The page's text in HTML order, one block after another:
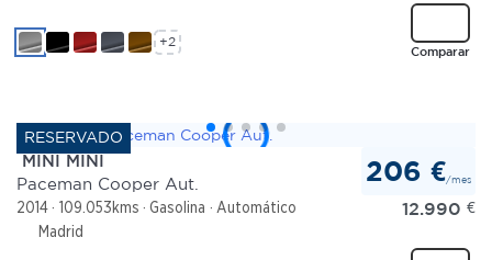
Comparar
+2
MINI MINI
Paceman Cooper Aut.
2014 109.053kms Gasolina
Automático
Madrid
206 €/mes
12.990 €